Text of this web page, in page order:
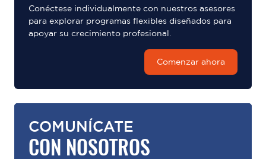
Conéctese individualmente con nuestros asesores
para explorar programas flexibles diseñados para
apoyar su crecimiento profesional.
Comenzar ahora
COMUNÍCATE
CON NOSOTROS